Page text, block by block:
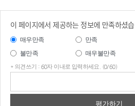
이 페이지에서 제공하는 정보에 만족하셨
매우만족 만족
불만족
매우불만족
* 의견쓰기 : 60자 이내로 입력하세요. (0/60)